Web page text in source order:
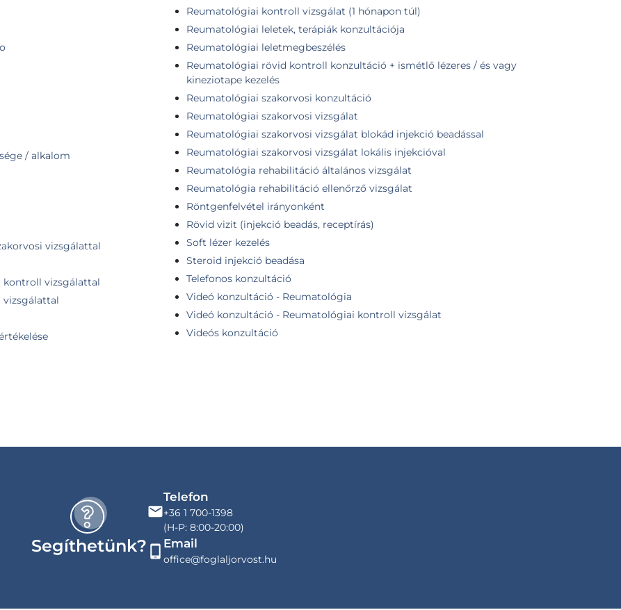
/ alkalom
vizsgálattal
kontroll vizsgálattal
vizsgálattal
Reumatológiai kontroll vizsgálat (1 hónapon túl)
Reumatológiai leletek, terápiák konzultációja
Reumatológiai leletmegbeszélés
Reumatológiai rövid kontroll konzultáció + ismétlő lézeres / és vagy
kineziotape kezelés
Reumatológiai szakorvosi konzultáció
Reumatológiai szakorvosi vizsgálat
Reumatológiai szakorvosi vizsgálat blokád injekció beadással
Reumatológiai szakorvosi vizsgálat lokális injekcióval
Reumatológia rehabilitáció általános vizsgálat
Reumatológia rehabilitáció ellenőrző vizsgálat
Röntgenfelvétel irányonként
Rövid vizit (injekció beadás, receptírás)
Soft lézer kezelés
Steroid injekció beadása
Telefonos konzultáció
Videó konzultáció - Reumatológia
Videó konzultáció - Reumatológiai kontroll vizsgálat
Videós konzultáció
Segíthetünk?
Telefon
+36 1 700-1398
(H-P: 8:00-20:00)
Email
office@foglaljorvost.hu